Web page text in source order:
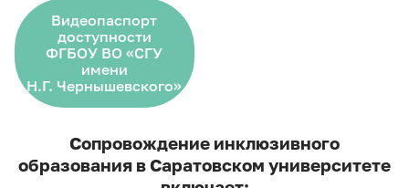
Видеопаспорт
доступности
ФГБОУ ВО «СГУ
имени
Н.Г. Чернышевского»
Сопровождение инклюзивного
образования в Саратовском университете